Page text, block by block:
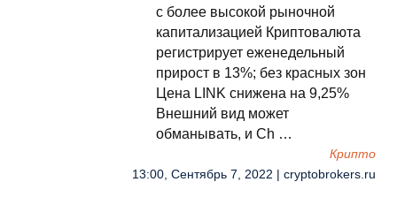
с более высокой рыночной
капитализацией Криптовалюта
регистрирует еженедельный
прирост в 13%; без красных зон
Цена LINK снижена на 9,25%
Внешний вид может
обманывать, и Ch …
Крипто
13:00, Сентябрь 7, 2022 | cryptobrokers.ru